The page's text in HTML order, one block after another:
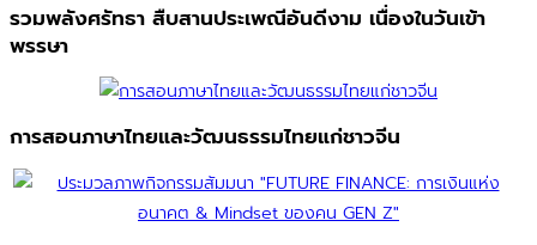
รวมพลังศรัทธา สืบสานประเพณีอันดีงาม เนื่องในวันเข้า
พรรษา
การสอนภาษาไทยและวัฒนธรรมไทยแก่ชาวจีน